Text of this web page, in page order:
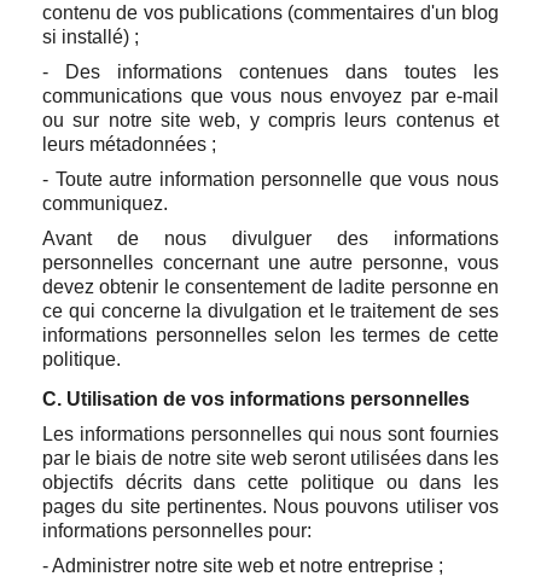
contenu de vos publications (commentaires d'un blog
si installé) ;
- Des informations contenues dans toutes les
communications que vous nous envoyez par e-mail
ou sur notre site web, y compris leurs contenus et
leurs métadonnées ;
- Toute autre information personnelle que vous nous
communiquez.
Avant de nous divulguer des informations
personnelles concernant une autre personne, vous
devez obtenir le consentement de ladite personne en
ce qui concerne la divulgation et le traitement de ses
informations personnelles selon les termes de cette
politique.
C. Utilisation de vos informations personnelles
Les informations personnelles qui nous sont fournies
par le biais de notre site web seront utilisées dans les
objectifs décrits dans cette politique ou dans les
pages du site pertinentes. Nous pouvons utiliser vos
informations personnelles pour:
- Administrer notre site web et notre entreprise ;